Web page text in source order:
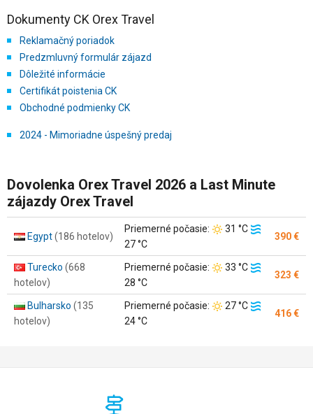
Dokumenty CK Orex Travel
Reklamačný poriadok
Predzmluvný formulár zájazd
Dôležité informácie
Certifikát poistenia CK
Obchodné podmienky CK
2024 - Mimoriadne úspešný predaj
Dovolenka Orex Travel 2026 a Last Minute
zájazdy Orex Travel
Egypt(186 hotelov)
Priemerné počasie:
Teplota
31 °C
vody:
27 °C
390 €
Turecko (668
hotelov)
Priemerné počasie:
Teplota
33 °C
vody:
28 °C
323 €
Bulharsko (135
hotelov)
Priemerné počasie:
Teplota
27 °C
vody:
24 °C
416 €